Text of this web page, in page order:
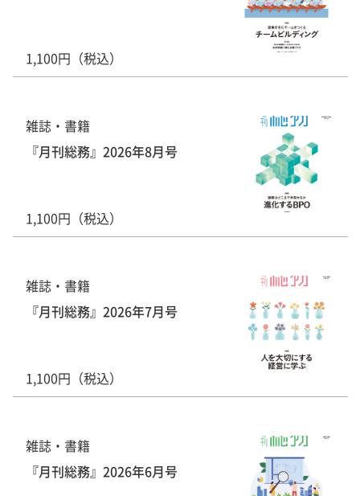
1,100円（税込）
雑誌・書籍
『月刊総務』2026年8月号
1,100円（税込）
雑誌・書籍
『月刊総務』2026年7月号
1,100円（税込）
雑誌・書籍
『月刊総務』2026年6月号